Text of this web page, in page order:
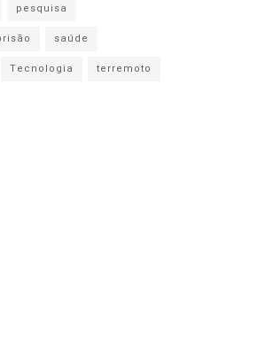
pesquisa
saúde
Tecnologia
terremoto